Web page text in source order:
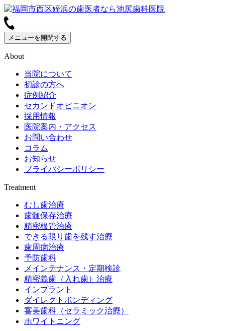
メニューを開閉する
About
当院について
初診の方へ
症例紹介
セカンドオピニオン
採用情報
医院案内・アクセス
お問い合わせ
コラム
お知らせ
プライバシーポリシー
Treatment
むし歯治療
歯髄保存治療
精密根管治療
できる限り歯を残す治療
歯周病治療
予防歯科
メインテナンス・定期検診
精密義歯（入れ歯）治療
インプラント
ダイレクトボンディング
審美歯科（セラミック治療）
ホワイトニング